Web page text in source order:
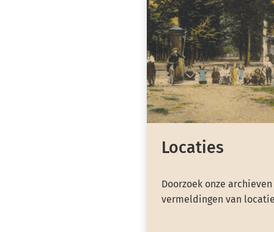
Locaties
Doorzoek onze
vermeldingen van